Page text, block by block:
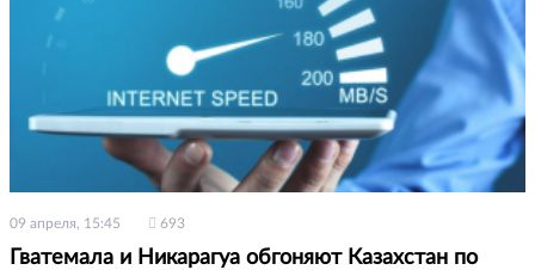
09 апреля, 15:45 693
Гватемала и Никарагуа обгоняют Казахстан по